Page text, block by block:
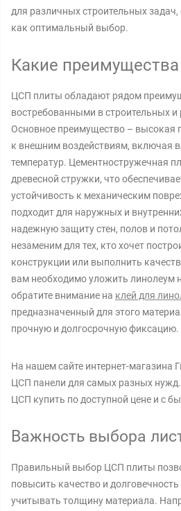
для различных строительных
как оптимальный выбор.
Какие
ЦСП плиты обладают рядом
востребованными в строительных и
Основное преимущество – высокая
к внешним воздействиям, включая
температур. Цементностружечная
древесной стружки, что
устойчивость к механическим
подходит для наружных и
надежную защиту стен, полов и
незаменим для тех, кто хочет
конструкции или выполнить
вам необходимо уложить линолеум
обратите внимание на клей для
предназначенный для этого
прочную и долгосрочную фиксацию.
На нашем сайте интернет-магазина
ЦСП панели для самых разных
ЦСП купить по доступной цене и с
Важность выбора
Правильный выбор ЦСП плиты
повысить качество и
учитывать толщину материала.